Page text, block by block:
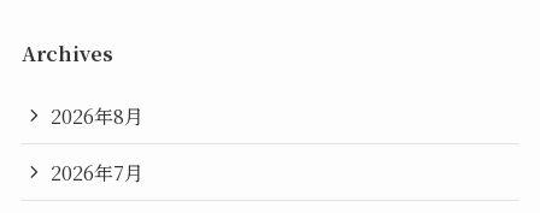
Archives
2026年8月
2026年7月